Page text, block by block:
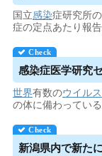
国立感染症研究所の
症の定点あたり報
感染症医学研究
世界有数のウイルス
の体に備わってい
新潟県内で新た